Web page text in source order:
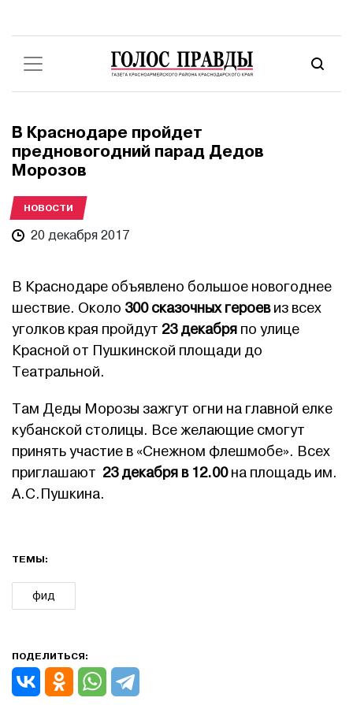
В Краснодаре пройдет
предновогодний парад Дедов
Морозов
НОВОСТИ
20 декабря 2017
В Краснодаре объявлено большое новогоднее
шествие. Около 300 сказочных героевиз всех
уголков края пройдут 23 декабря по улице
Красной от Пушкинской площади до
Театральной.
Там Деды Морозы зажгут огни на главной елке
кубанской столицы. Все желающие смогут
принять участие в «Снежном флешмобе». Всех
приглашают 23 декабря в 12.00на площадь им.
А.С.Пушкина.
ТЕМЫ:
фид
ПОДЕЛИТЬСЯ: